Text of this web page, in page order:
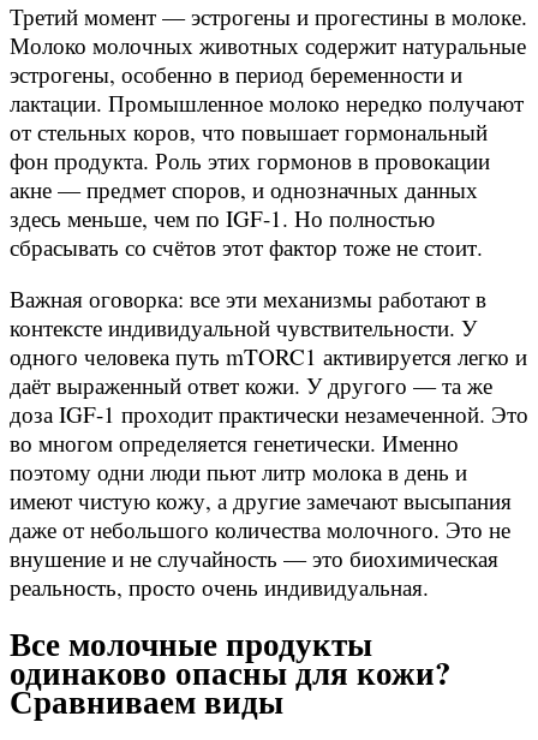
Третий момент — эстрогены и прогестины в молоке.
Молоко молочных животных содержит натуральные
эстрогены, особенно в период беременности и
лактации. Промышленное молоко нередко получают
от стельных коров, что повышает гормональный
фон продукта. Роль этих гормонов в провокации
акне — предмет споров, и однозначных данных
здесь меньше, чем по IGF-1. Но полностью
сбрасывать со счётов этот фактор тоже не стоит.
Важная оговорка: все эти механизмы работают в
контексте индивидуальной чувствительности. У
одного человека путь mTORC1 активируется легко и
даёт выраженный ответ кожи. У другого — та же
доза IGF-1 проходит практически незамеченной. Это
во многом определяется генетически. Именно
поэтому одни люди пьют литр молока в день и
имеют чистую кожу, а другие замечают высыпания
даже от небольшого количества молочного. Это не
внушение и не случайность — это биохимическая
реальность, просто очень индивидуальная.
Все молочные продукты
одинаково опасны для кожи?
Сравниваем виды